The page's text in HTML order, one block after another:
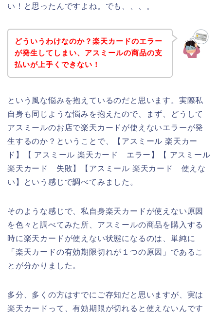
い！と思ったんですよね。でも、、、。
どういうわけなのか？楽天カードのエラー
が発生してしまい、アスミールの商品の支
払いが上手くできない！
という風な悩みを抱えているのだと思います。実際私
自身も同じような悩みを抱えたので、まず、どうして
アスミールのお店で楽天カードが使えないエラーが発
生するのか？ということで、【アスミール 楽天カー
ド】【 アスミール 楽天カード エラー】【 アスミール
楽天カード 失敗】【アスミール 楽天カード 使えな
い】という感じで調べてみました。
そのような感じで、私自身楽天カードが使えない原因
を色々と調べてみた所、アスミールの商品を購入する
時に楽天カードが使えない状態になるのは、単純に
「楽天カードの有効期限切れが１つの原因」であるこ
とが分かりました。
多分、多くの方はすでにご存知だと思いますが、実は
楽天カードって、有効期限が切れると使えないんです